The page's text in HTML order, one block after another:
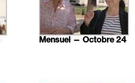
Mensuel — Octobre 24